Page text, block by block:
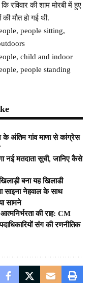
रविवार की शाम मोरबी में हुए
मौत हो गई थी.
अंतिम गांव माणा से कांग्रेस
नई मतदाता सूची, जानिए कैसे
बना यह खिलाडी
साइना नेहवाल के साथ
सामने
की राह: CM
संग की रणनीतिक